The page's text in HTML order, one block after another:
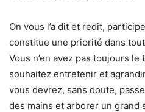
On vous l’a dit et redit,
constitue une priorité dans
Vous n’en avez pas toujours le
souhaitez entretenir et
vous devrez, sans doute,
des mains et arborer un grand